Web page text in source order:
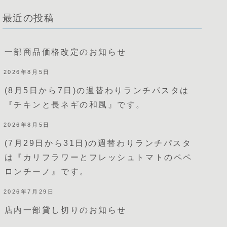
最近の投稿
一部商品価格改定のお知らせ
2026年8月5日
(8月5日から7日)の週替わりランチパスタは
『チキンと長ネギの和風』です。
2026年8月5日
(7月29日から31日)の週替わりランチパスタ
は『カリフラワーとフレッシュトマトのペペ
ロンチーノ』です。
2026年7月29日
店内一部貸し切りのお知らせ